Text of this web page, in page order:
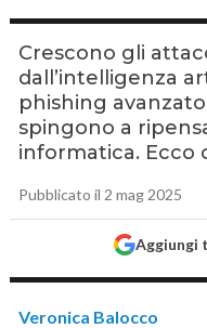
Crescono gli
dall’intelligenza
phishing
spingono a
informatica. Ecco
Pubblicato il 2 mag 2025
Aggiungi
Veronica Balocco